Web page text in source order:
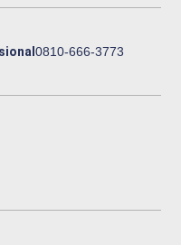
0810-666-3773